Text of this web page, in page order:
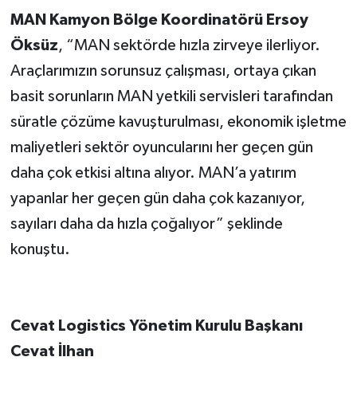
MAN Kamyon Bölge Koordinatörü Ersoy
Öksüz, “MAN sektörde hızla zirveye ilerliyor.
Araçlarımızın sorunsuz çalışması, ortaya çıkan
basit sorunların MAN yetkili servisleri tarafından
süratle çözüme kavuşturulması, ekonomik işletme
maliyetleri sektör oyuncularını her geçen gün
daha çok etkisi altına alıyor. MAN’a yatırım
yapanlar her geçen gün daha çok kazanıyor,
sayıları daha da hızla çoğalıyor” şeklinde
konuştu.
Cevat Logistics Yönetim Kurulu Başkanı
Cevat İlhan